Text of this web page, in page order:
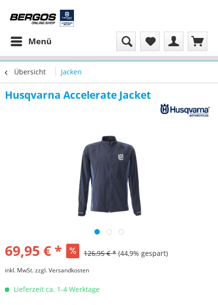
Menü
Übersicht Jacken
Husqvarna Accelerate Jacket
69,95 € * 126,95 € * (44,9% gespart)
inkl. MwSt.zzgl. Versandkosten
Lieferzeit ca. 1-4 Werktage